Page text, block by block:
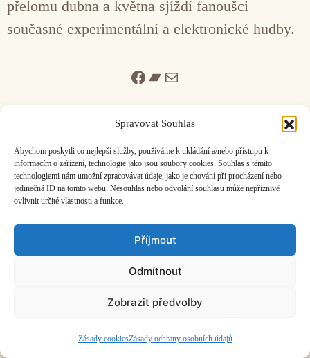
Spravovat Souhlas
Abychom poskytli co nejlepší služby, používáme k ukládání a/nebo přístupu k
informacím o zařízení, technologie jako jsou soubory cookies. Souhlas s těmito
technologiemi nám umožní zpracovávat údaje, jako je chování při procházení nebo
jedinečná ID na tomto webu. Nesouhlas nebo odvolání souhlasu může nepříznivě
ovlivnit určité vlastnosti a funkce.
Příjmout
Odmítnout
Zobrazit předvolby
Zásady cookiesZásady ochrany osobních údajů
přelomu dubna a května sjíždí fanoušci
současné experimentální a elektronické hudby.
Facebook
Bandcamp
Mail
ČASOPIS O JINÉ HUDBĚ | vydává Hudební informační středisko|
založeno 2001 | Kontaktujte nás:info@hisvoice.cz
©2026 HISvoice – design a admin